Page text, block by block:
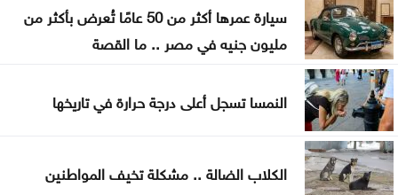
من مخيم قلنديا
قلنديا تحت الحصار .. الرئاسة الفلسطينية تحذر من
مخطط يستهدف المخيمات
وزير الاقتصاد الرقمي يفتتح المركز التكنولوجي منصة
الشمال في إربد
سيارة عمرها أكثر من 50 عامًا تُعرض بأكثر من
مليون جنيه في مصر .. ما القصة
النمسا تسجل أعلى درجة حرارة في تاريخها
الكلاب الضالة .. مشكلة تخيف المواطنين